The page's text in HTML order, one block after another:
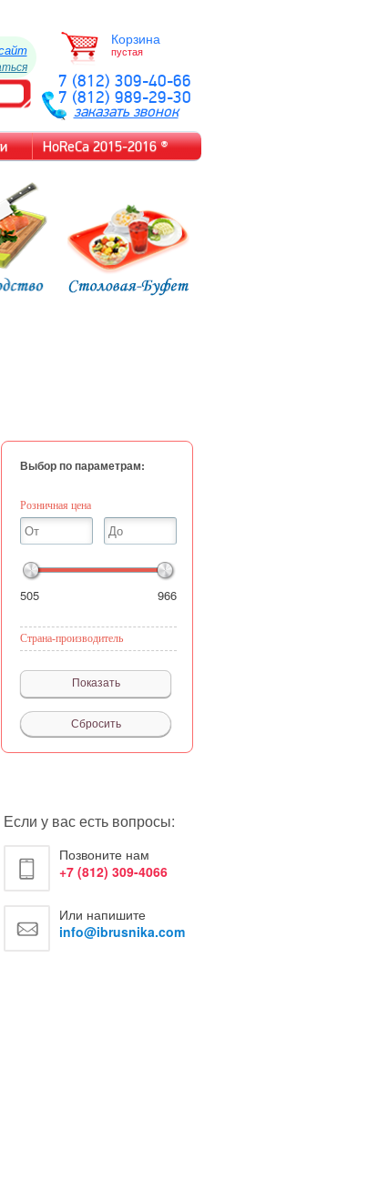
Корзина
пустая
7 (812) 309-40-66
7 (812) 989-29-30
заказать звонок
HoReCa 2015-2016 ®
Выбор по параметрам:
Розничная цена
966
505
Страна-производитель
Если у вас есть вопросы:
Позвоните нам
+7 (812) 309-4066
Или напишите
info@ibrusnika.com